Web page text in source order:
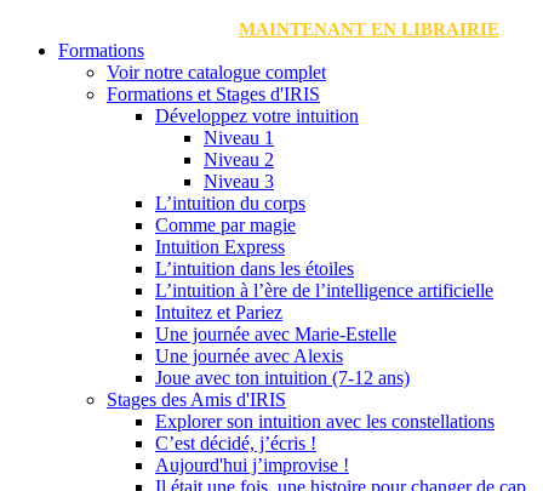
MAINTENANT EN LIBRAIRIE
Formations
Voir notre catalogue complet
Formations et Stages d'IRIS
Développez votre intuition
Niveau 1
Niveau 2
Niveau 3
L’intuition du corps
Comme par magie
Intuition Express
L’intuition dans les étoiles
L’intuition à l’ère de l’intelligence artificielle
Intuitez et Pariez
Une journée avec Marie-Estelle
Une journée avec Alexis
Joue avec ton intuition (7-12 ans)
Stages des Amis d'IRIS
Explorer son intuition avec les constellations
C’est décidé, j’écris !
Aujourd'hui j’improvise !
Il était une fois, une histoire pour changer de cap